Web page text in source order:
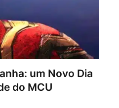
um Novo Dia
do MCU